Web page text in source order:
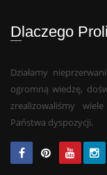
Dlaczego
Działamy
ogromną wiedzę,
zrealizowaliśmy
Państwa dyspozycji.